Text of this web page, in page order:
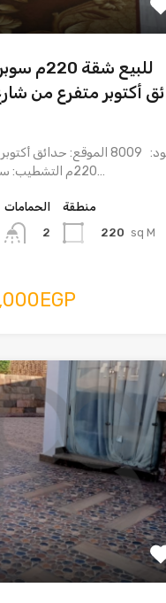
للبيع شقة
أكتوبر متفرع من
كود: 8009 الموقع: حدائق
220م التشطيب: سوبر لوكس…
الحمامات
2
منطقة
220 sq M